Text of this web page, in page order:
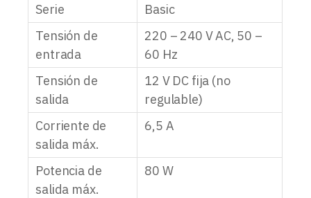
Serie
Basic
Tensión de
entrada
220 – 240 V AC, 50 –
60 Hz
Tensión de
salida
12 V DC fija (no
regulable)
Corriente de
salida máx.
6,5 A
Potencia de
salida máx.
80 W